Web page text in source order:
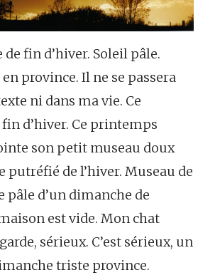
fin d’hiver. Soleil pâle.
province. Il ne se passera
ni dans ma vie. Ce
d’hiver. Ce printemps
son petit museau doux
putréfié de l’hiver. Museau de
pâle d’un dimanche de
est vide. Mon chat
sérieux. C’est sérieux, un
triste province.